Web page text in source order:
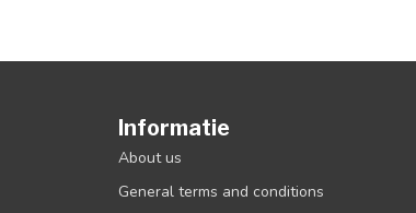
Informatie
About us
General terms and conditions